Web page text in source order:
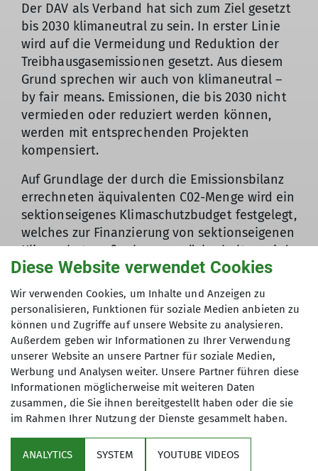
Der DAV als Verband hat sich zum Ziel gesetzt
bis 2030 klimaneutral zu sein. In erster Linie
wird auf die Vermeidung und Reduktion der
Treibhausgasemissionen gesetzt. Aus diesem
Grund sprechen wir auch von klimaneutral –
by fair means. Emissionen, die bis 2030 nicht
vermieden oder reduziert werden können,
werden mit entsprechenden Projekten
kompensiert.
Auf Grundlage der durch die Emissionsbilanz
errechneten äquivalenten C02-Menge wird ein
sektionseigenes Klimaschutzbudget festgelegt,
welches zur Finanzierung von sektionseigenen
Klimaschutzmaßnahmen zurückgehalten wird.
Die zweite Säule der Finanzierung ist der
sogenannte Klimaeuro, den die Sektionen für
jedes Vollmitglied an den, durch den
Bundesverband verwalteten Klimafonds
abgeben muss. Der Klimafonds unterstützt
besonders kreativ und inspirierende
Klimaschutzmaßnahmen.
Klimaschutz in unserer Sektion
Um unsere Emissionen zu reduzieren oder zu
Diese Website verwendet Cookies
Wir verwenden Cookies, um Inhalte und Anzeigen zu
personalisieren, Funktionen für soziale Medien anbieten zu
können und Zugriffe auf unsere Website zu analysieren.
Außerdem geben wir Informationen zu Ihrer Verwendung
unserer Website an unsere Partner für soziale Medien,
Werbung und Analysen weiter. Unsere Partner führen diese
Informationen möglicherweise mit weiteren Daten
zusammen, die Sie ihnen bereitgestellt haben oder die sie
im Rahmen Ihrer Nutzung der Dienste gesammelt haben.
ANALYTICS SYSTEM YOUTUBE VIDEOS